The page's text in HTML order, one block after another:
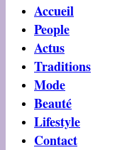
Accueil
People
Actus
Traditions
Mode
Beauté
Lifestyle
Contact